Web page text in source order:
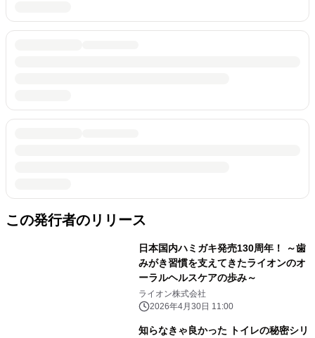
この発行者のリリース
日本国内ハミガキ発売130周年！ ～歯
みがき習慣を支えてきたライオンのオ
ーラルヘルスケアの歩み～
ライオン株式会社
2026年4月30日 11:00
知らなきゃ良かった トイレの秘密シリ